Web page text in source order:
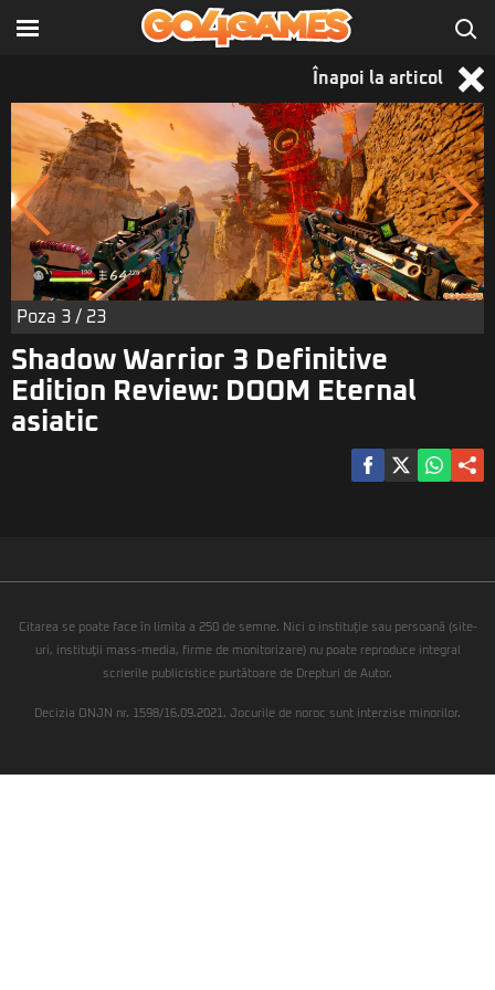
Înapoi la articol
Poza 3 / 23
Shadow Warrior 3 Definitive
Edition Review: DOOM Eternal
asiatic
Citarea se poate face în limita a 250 de semne. Nici o instituţie sau persoană (site-
uri, instituţii mass-media, firme de monitorizare) nu poate reproduce integral
scrierile publicistice purtătoare de Drepturi de Autor.
Decizia ONJN nr. 1598/16.09.2021. Jocurile de noroc sunt interzise minorilor.